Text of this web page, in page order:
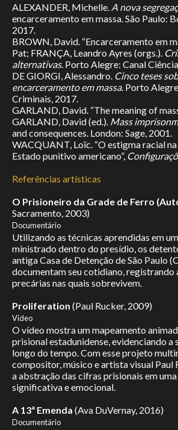
ALEXANDER, Michelle. A nova
encarceramento em massa. São Paulo:
2017.
BROWN, David. “Encarceramento em
Pat; FRANÇA, Leandro Ayres (orgs.).
alternativas. Porto Alegre: Canal
DE GIORGI, Alessandro. Cinco teses
encarceramento em massa. Porto
Criminais, 2017.
GARLAND, David. “The meaning of
GARLAND, David (ed.). Mass
and consequences. London: Sage, 2001.
WACQUANT, Loïc. “O estigma racial
Estado punitivo americano”,
Referências artísticas
O Prisioneiro da Grade de Ferro
Sacramento, 2003)
Documentário
Utilizando as técnicas aprendidas em
ministrado dentro do presídio, os
antiga Casa de Detenção de São Paulo
documentam seu cotidiano, registrando
precárias nas quais sobrevivem.
Proliferation (Paul Rucker, 2009)
Vídeo
O vídeo mostra um mapeamento
prisional estadunidense, evidenciando a
longo do tempo. Com esse projeto
compositor, músico e artista visual Paul
a abstração das cifras prisionais em
significativa e emocional.
A 13ª Emenda (Ava DuVernay, 2016)
Documentário